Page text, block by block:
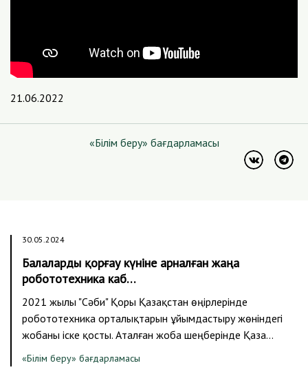
21.06.2022
«Білім беру» бағдарламасы
30.05.2024
Балаларды қорғау күніне арналған жаңа
робототехника каб…
2021 жылы "Сәби" Қоры Қазақстан өңірлерінде
робототехника орталықтарын ұйымдастыру жөніндегі
жобаны іске қосты. Аталған жоба шеңберінде Қаза…
«Білім беру» бағдарламасы